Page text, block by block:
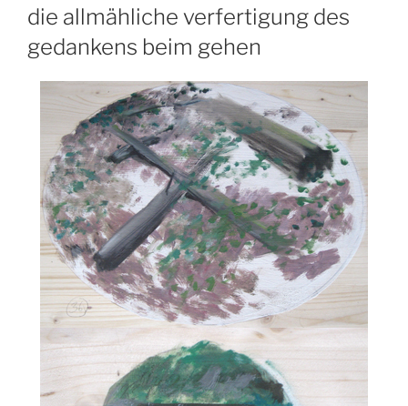
AM
die allmähliche verfertigung des
gedankens beim gehen